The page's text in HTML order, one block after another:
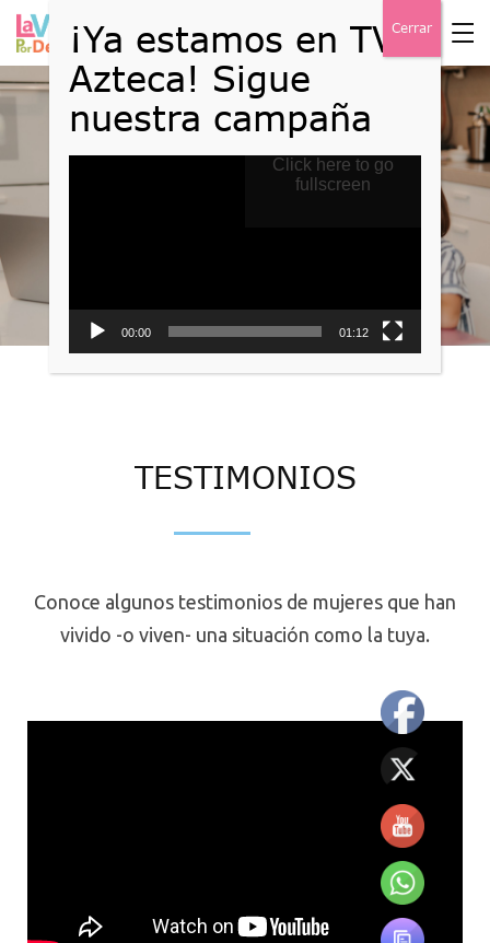
Testimonios
TESTIMONIOS
Conoce algunos testimonios de mujeres que han
vivido -o viven- una situación como la tuya.
00:00 01:12
Click here to go
fullscreen